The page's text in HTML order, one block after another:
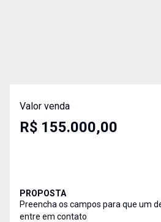
Valor venda
R$ 155.000,00
PROPOSTA
Preencha os campos para que um
entre em contato